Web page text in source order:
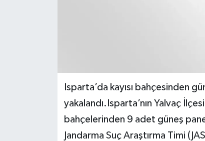
Isparta’da kayısı bahçesinden
yakalandı.Isparta’nın Yalvaç
bahçelerinden 9 adet güneş
Jandarma Suç Araştırma Timi